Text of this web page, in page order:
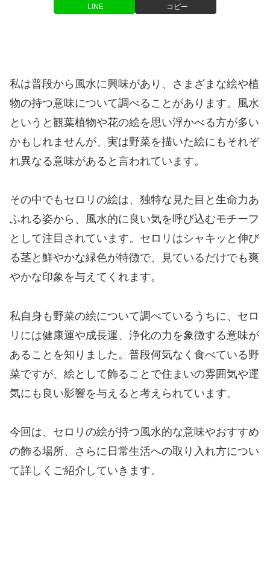
LINE コピー
私は普段から風水に興味があり、さまざまな絵や植
物の持つ意味について調べることがあります。風水
というと観葉植物や花の絵を思い浮かべる方が多い
かもしれませんが、実は野菜を描いた絵にもそれぞ
れ異なる意味があると言われています。
その中でもセロリの絵は、独特な見た目と生命力あ
ふれる姿から、風水的に良い気を呼び込むモチーフ
として注目されています。セロリはシャキッと伸び
る茎と鮮やかな緑色が特徴で、見ているだけでも爽
やかな印象を与えてくれます。
私自身も野菜の絵について調べているうちに、セロ
リには健康運や成長運、浄化の力を象徴する意味が
あることを知りました。普段何気なく食べている野
菜ですが、絵として飾ることで住まいの雰囲気や運
気にも良い影響を与えると考えられています。
今回は、セロリの絵が持つ風水的な意味やおすすめ
の飾る場所、さらに日常生活への取り入れ方につい
て詳しくご紹介していきます。